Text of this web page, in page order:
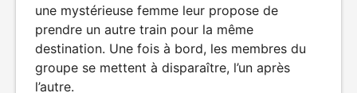
une mystérieuse femme leur propose de
prendre un autre train pour la même
destination. Une fois à bord, les membres du
groupe se mettent à disparaître, l’un après
l’autre.